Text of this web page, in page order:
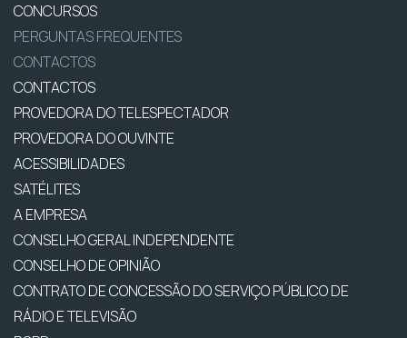
CONCURSOS
PERGUNTAS FREQUENTES
CONTACTOS
CONTACTOS
PROVEDORA DO TELESPECTADOR
PROVEDORA DO OUVINTE
ACESSIBILIDADES
SATÉLITES
A EMPRESA
CONSELHO GERAL INDEPENDENTE
CONSELHO DE OPINIÃO
CONTRATO DE CONCESSÃO DO SERVIÇO PÚBLICO DE
RÁDIO E TELEVISÃO